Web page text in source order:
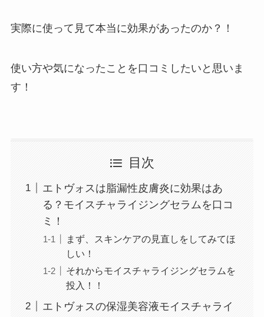
実際に使って見て本当に効果があったのか？！
使い方や気になったことを口コミしたいと思いま
す！
目次
エトヴォスは脂漏性皮膚炎に効果はあ
る？モイスチャライジングセラムを口コ
ミ！
まず、スキンケアの見直しをしてみてほ
しい！
それからモイスチャライジングセラムを
投入！！
エトヴォスの保湿美容液モイスチャライ